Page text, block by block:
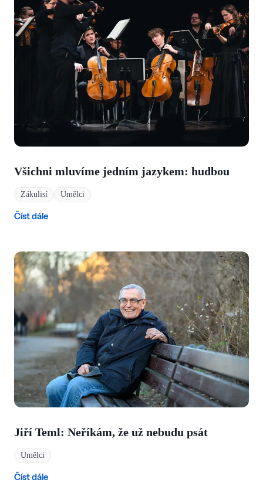
Všichni mluvíme jedním jazykem: hudbou
Zákulisí Umělci
Číst dále
Jiří Teml: Neříkám, že už nebudu psát
Umělci
Číst dále